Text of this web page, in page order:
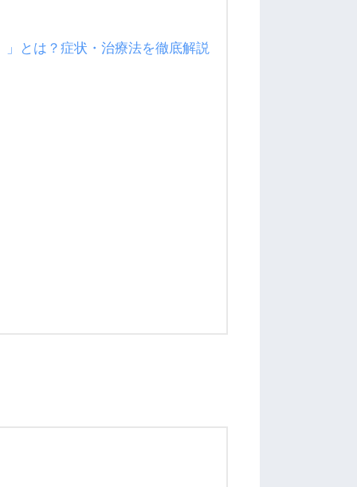
とは？症状・治療法を徹底解説